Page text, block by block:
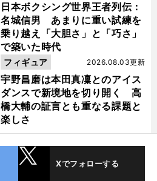
日本ボクシング世界王者列伝：
名城信男 あまりに重い試練を
乗り越え「大胆さ」と「巧さ」
で築いた時代
宇野昌磨は本田真凜とのアイス
ダンスで新境地を切り開く 高
橋大輔の証言とも重なる課題と
楽しさ
2026.08.03更新
フィギュア
Xでフォローする